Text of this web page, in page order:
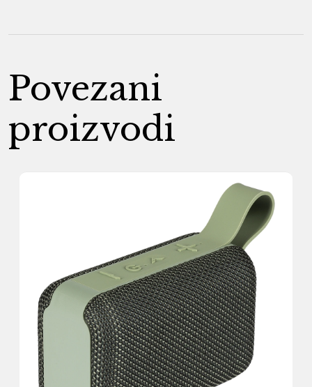
Povezani
proizvodi